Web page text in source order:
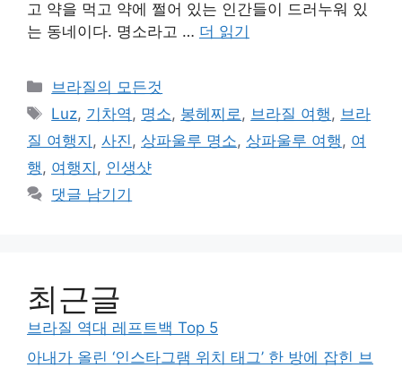
고 약을 먹고 약에 쩔어 있는 인간들이 드러누워 있
는 동네이다. 명소라고 … 더 읽기
카
테
리
브라질의 모든것
태
그
Luz, 기차역 , 명소, 봉헤찌로 , 브라질 여행 , 브라
질 여행지 , 사진 , 상파울루 명소, 상파울루 여행 , 여
행 , 여행지 , 인생샷
댓글 남기기
최근글
브라질 역대 레프트백 Top 5
아내가 올린 ‘인스타그램 위치 태그’ 한 방에 잡힌 브